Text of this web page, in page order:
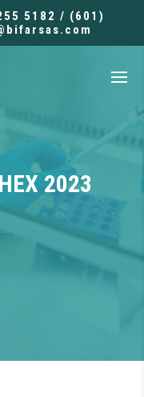
5182 / (601)
2023